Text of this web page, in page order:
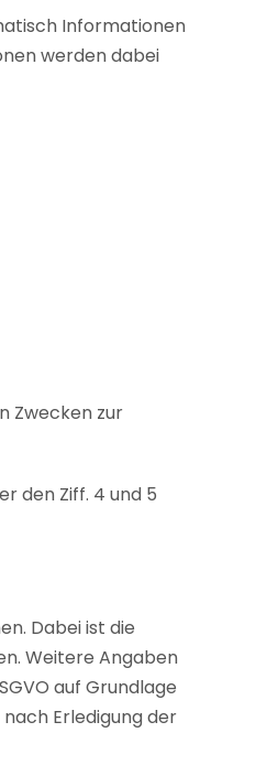
Informationen
werden dabei
Zwecken zur
den Ziff. 4 und 5
Dabei ist die
Weitere Angaben
auf Grundlage
Erledigung der